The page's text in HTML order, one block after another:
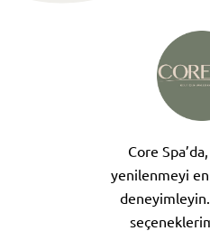
Core
yenilenmeyi